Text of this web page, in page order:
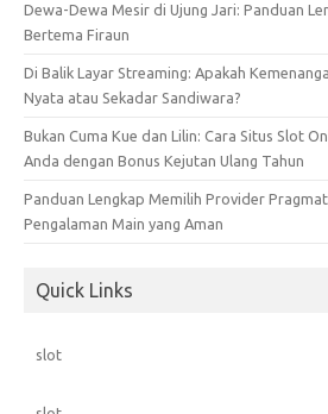
Dewa-Dewa Mesir di Ujung Jari: Panduan
Bertema Firaun
Di Balik Layar Streaming: Apakah
Nyata atau Sekadar Sandiwara?
Bukan Cuma Kue dan Lilin: Cara Situs Slot
Anda dengan Bonus Kejutan Ulang Tahun
Panduan Lengkap Memilih Provider
Pengalaman Main yang Aman
Quick Links
slot